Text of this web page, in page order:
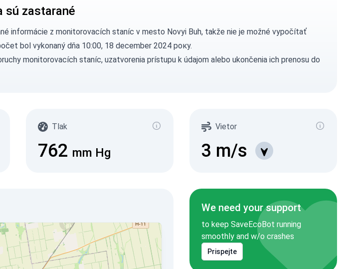
sú zastarané
informácie z monitorovacích staníc v mesto Novyi Buh, takže nie je možné vypočítať
bol vykonaný dňa 10:00, 18 december 2024 року.
monitorovacích staníc, uzatvorenia prístupu k údajom alebo ukončenia ich prenosu do
Tlak
762 mm Hg
Vietor
3 m/s
We need your support
to keep SaveEcoBot running
smoothly and w/o crashes
Prispejte